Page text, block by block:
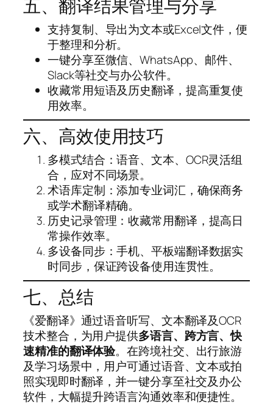
五、翻译结果管理与分享
支持复制、导出为文本或Excel文件，便
于整理和分析。
一键分享至微信、WhatsApp、邮件、
Slack等社交与办公软件。
收藏常用短语及历史翻译，提高重复使
用效率。
六、高效使用技巧
多模式结合：语音、文本、OCR灵活组
合，应对不同场景。
术语库定制：添加专业词汇，确保商务
或学术翻译精确。
历史记录管理：收藏常用翻译，提高日
常操作效率。
多设备同步：手机、平板端翻译数据实
时同步，保证跨设备使用连贯性。
七、总结
《爱翻译》通过语音听写、文本翻译及OCR
技术整合，为用户提供多语言、跨方言、快
速精准的翻译体验。在跨境社交、出行旅游
及学习场景中，用户可通过语音、文本或拍
照实现即时翻译，并一键分享至社交及办公
软件，大幅提升跨语言沟通效率和便捷性。